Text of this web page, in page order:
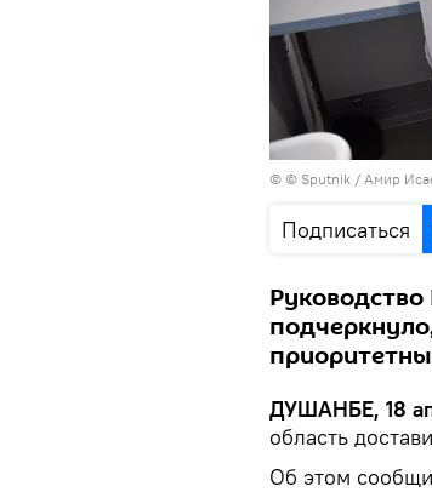
© © Sputnik / Амир
Подписаться
ДУШАНБЕ, 18
область
Об этом